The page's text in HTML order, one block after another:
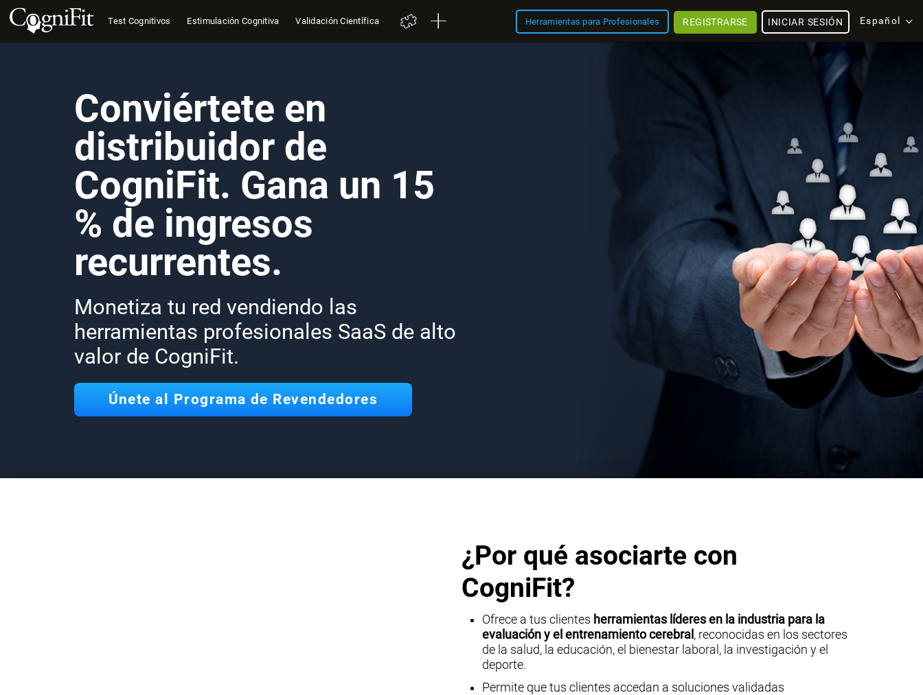
Test Cognitivos Estimulación Cognitiva Validación Científica Herramientas para Profesionales Español
INICIAR SESIÓN
REGISTRARSE
Conviértete en
distribuidor de
CogniFit. Gana un 15
% de ingresos
recurrentes.
Monetiza tu red vendiendo las
herramientas profesionales SaaS de alto
valor de CogniFit.
Únete al Programa de Revendedores
¿Por qué asociarte con
CogniFit?
Ofrece a tus clientes herramientas líderes en la industria para la
evaluación y el entrenamiento cerebral , reconocidas en los sectores
de la salud, la educación, el bienestar laboral, la investigación y el
deporte.
Permite que tus clientes accedan a soluciones validadas